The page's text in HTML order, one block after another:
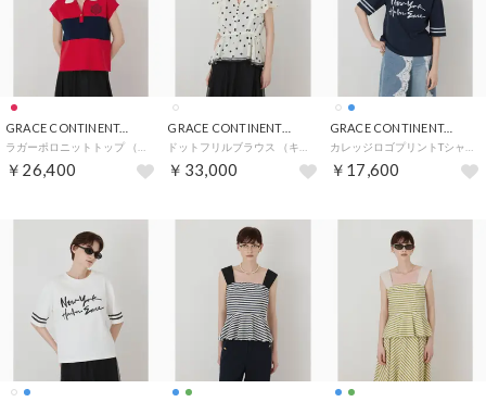
GRACE CONTINENTAL
￥26,400
GRACE CONTINENTAL
￥33,000
GRACE CONTINENTAL
￥17,600